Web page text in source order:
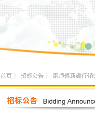
首页 〉 招标公告 〉 康师傅新疆行